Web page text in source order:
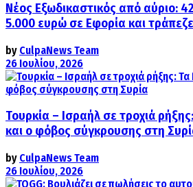
Νέος Εξωδικαστικός από αύριο:
5.000 ευρώ σε Εφορία και
by CulpaNews Team
26 Ιουλίου, 2026
Τουρκία – Ισραήλ σε τροχιά
και ο φόβος σύγκρουσης στη
by CulpaNews Team
26 Ιουλίου, 2026